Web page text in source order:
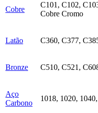
Cobre
C101, C102,
Cobre Cromo
Latão C360, C377,
Bronze C510, C521,
Aço
Carbono
1018, 1020,